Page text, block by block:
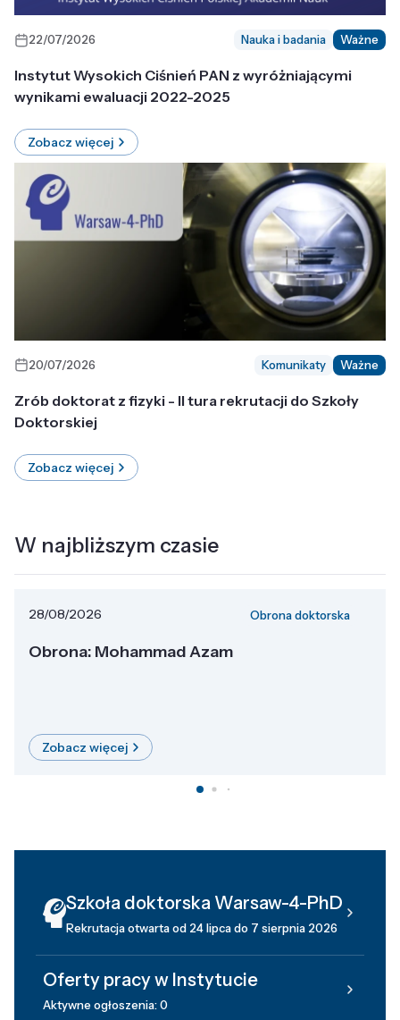
22/07/2026 Nauka i badania Ważne
Instytut Wysokich Ciśnień PAN z wyróżniającymi
wynikami ewaluacji 2022-2025
Zobacz więcej
20/07/2026 Komunikaty Ważne
Zrób doktorat z fizyki - II tura rekrutacji do Szkoły
Doktorskiej
Zobacz więcej
W najbliższym czasie
28/08/2026 Obrona doktorska
Obrona: Mohammad Azam
Zobacz więcej
Szkoła doktorska Warsaw-4-PhD
Rekrutacja otwarta od 24 lipca do 7 sierpnia 2026
Oferty pracy w Instytucie
Aktywne ogłoszenia: 0